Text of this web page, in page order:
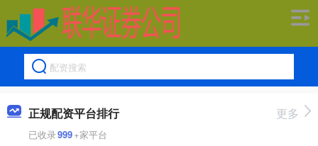
正规配资平台排行
已收录999+家平台
更多